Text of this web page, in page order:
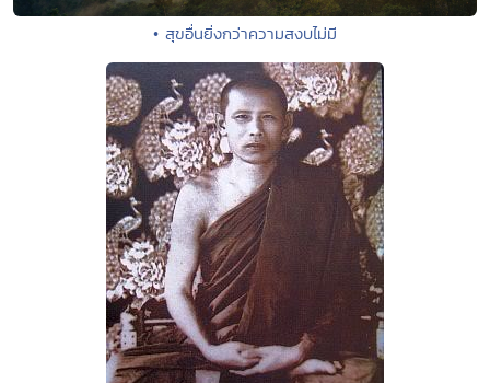
• สุขอื่นยิ่งกว่าความสงบไม่มี